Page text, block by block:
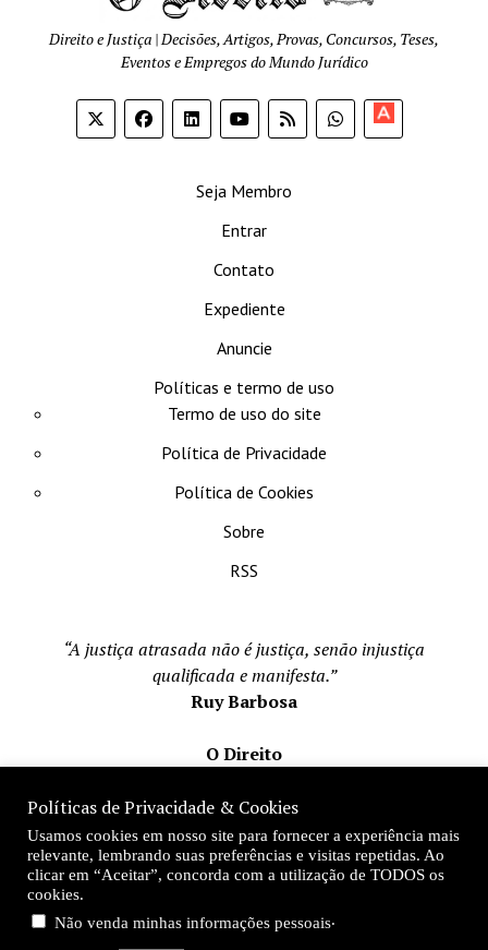
Direito e Justiça | Decisões, Artigos, Provas, Concursos, Teses,
Eventos e Empregos do Mundo Jurídico
Seja Membro
Entrar
Contato
Expediente
Anuncie
Políticas e termo de uso
Termo de uso do site
Política de Privacidade
Política de Cookies
Sobre
RSS
“A justiça atrasada não é justiça, senão injustiça
qualificada e manifesta.”
Ruy Barbosa
O Direito
Mateus Matos
Fundador e Editor-Chefe
Desde 1996
Políticas de Privacidade & Cookies
Usamos cookies em nosso site para fornecer a experiência mais
relevante, lembrando suas preferências e visitas repetidas. Ao
clicar em “Aceitar”, concorda com a utilização de TODOS os
cookies.
Não venda minhas informações pessoais.